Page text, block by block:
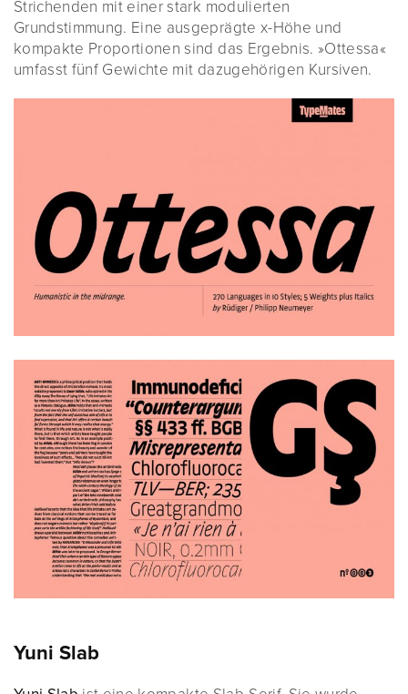
Strichenden mit einer stark modulierten
Grundstimmung. Eine ausgeprägte x-Höhe und
kompakte Proportionen sind das Ergebnis. »Ottessa«
umfasst fünf Gewichte mit dazugehörigen Kursiven.
Yuni Slab